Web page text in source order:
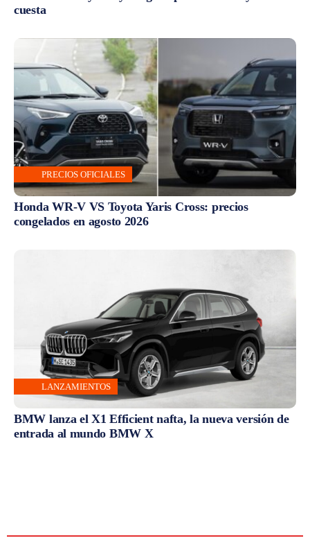
cuesta
PRECIOS OFICIALES
Honda WR-V VS Toyota Yaris Cross: precios
congelados en agosto 2026
LANZAMIENTOS
BMW lanza el X1 Efficient nafta, la nueva versión de
entrada al mundo BMW X